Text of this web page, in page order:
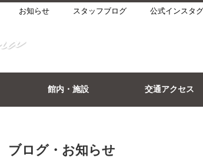
お知らせ スタッフブログ 公式インスタ
館内・施設 交通アクセス
ブログ・お知らせ